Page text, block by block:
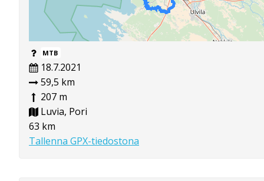
MTB
18.7.2021
59,5 km
207 m
Luvia, Pori
63 km
Tallenna GPX-tiedostona